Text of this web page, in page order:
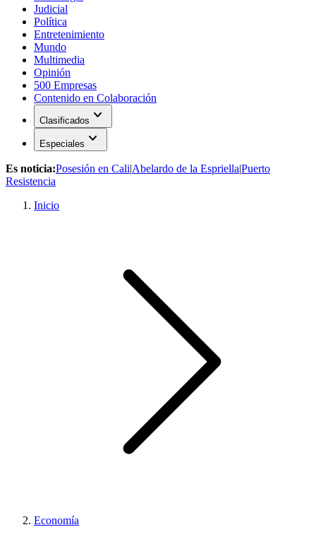
Judicial
Política
Entretenimiento
Mundo
Multimedia
Opinión
500 Empresas
Contenido en Colaboración
Clasificados expand_more
Especiales expand_more
Es noticia:Posesión en Cali|Abelardo de la Espriella|Puerto
Resistencia
Inicio
Economía